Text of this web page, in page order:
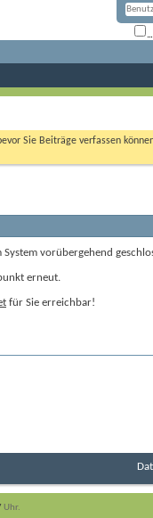
Sie Beiträge verfassen
vorübergehend
erneut.
für Sie erreichbar!
Uhr.